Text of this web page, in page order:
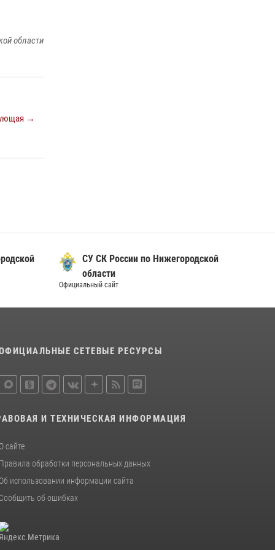
области
→
СУ СК России по Нижегородской
области
Официальный сайт
СЕТЕВЫЕ РЕСУРСЫ
И ТЕХНИЧЕСКАЯ ИНФОРМАЦИЯ
О сайте
Правила обработки персональных данных
Об использовании информации сайта
Сообщить об ошибках